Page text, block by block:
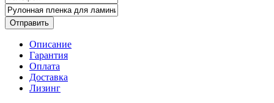
Отправить
Описание
Гарантия
Оплата
Доставка
Лизинг